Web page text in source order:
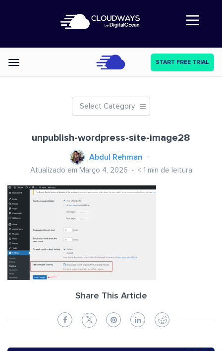
Abre a navegação
Categories START FREE TRIAL
Select Category
unpublish-wordpress-site-image28
Abdul Rehman
Atualizado em Março 4, 2026 < 1 min de leitura
Share This Article